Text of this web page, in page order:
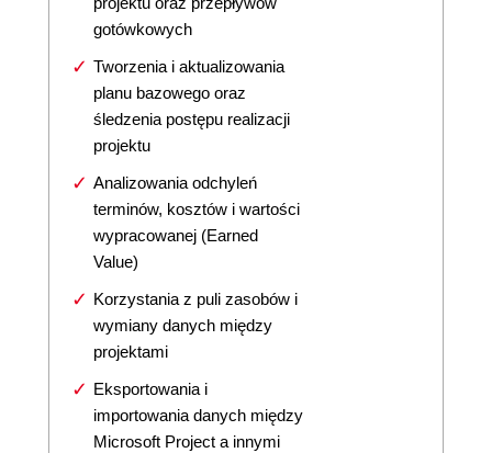
gotówkowych
Tworzenia i aktualizowania
planu bazowego oraz
śledzenia postępu realizacji
projektu
Analizowania odchyleń
terminów, kosztów i wartości
wypracowanej (Earned
Value)
Korzystania z puli zasobów i
wymiany danych między
projektami
Eksportowania i
importowania danych między
Microsoft Project a innymi